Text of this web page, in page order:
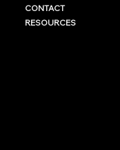
CONTACT
RESOURCES